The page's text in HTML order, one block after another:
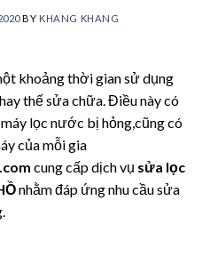
BY KHANG KHANG
khoảng thời gian sử dụng
thế sửa chữa. Điều này có
lọc nước bị hỏng,cũng có
của mỗi gia
cung cấp dịch vụ sửa lọc
nhằm đáp ứng nhu cầu sửa